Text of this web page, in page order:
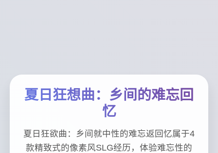
夏日狂想曲：乡间的难忘回
忆
夏日狂欲曲：乡间就中性的难忘返回忆属于4
款精致式的像素风SLG经历，体验难忘性的